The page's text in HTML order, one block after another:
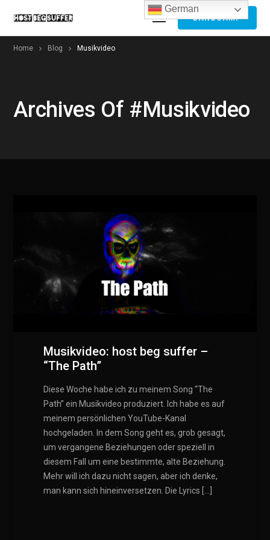
BANDCAMP
Home Blog Musikvideo
Archives Of #musikvideo
Musikvideo: host beg suffer –
“The Path”
Diese Woche habe ich zu meinem Song “The
Path” ein Musikvideo produziert. Ich habe es auf
meinem persönlichen YouTube-Kanal
hochgeladen. In dem Song geht es, grob gesagt,
um vergangene Beziehungen oder speziell in
diesem Fall um eine bestimmte, alte Beziehung.
Mehr will ich dazu nicht sagen, aber ich denke,
man kann sich hineinversetzen. Die Lyrics […]
German